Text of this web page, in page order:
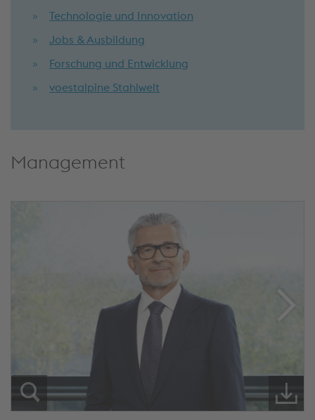
Technologie und Innovation
Jobs & Ausbildung
Forschung und Entwicklung
voestalpine Stahlwelt
Management